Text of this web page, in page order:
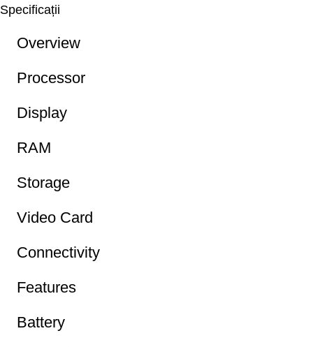
Specificații
Overview
Processor
Display
RAM
Storage
Video Card
Connectivity
Features
Battery